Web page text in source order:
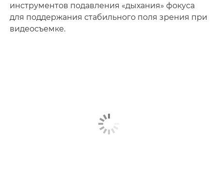
инструментов подавления «дыхания» фокуса
для поддержания стабильного поля зрения при
видеосъемке.